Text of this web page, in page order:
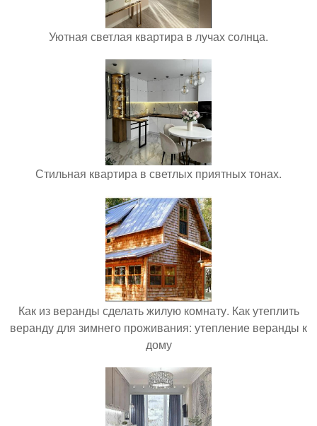
Уютная светлая квартира в лучах солнца.
Стильная квартира в светлых приятных тонах.
Как из веранды сделать жилую комнату. Как утеплить
веранду для зимнего проживания: утепление веранды к
дому